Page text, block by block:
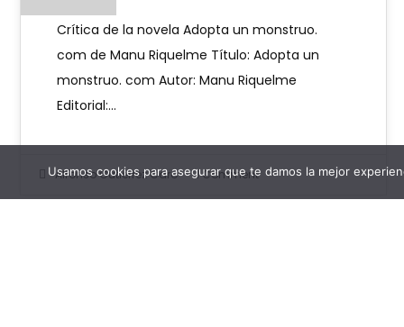
Crítica de la novela Adopta un monstruo.
com de Manu Riquelme Título: Adopta un
monstruo. com Autor: Manu Riquelme
Editorial:…
Alfonso Gutiérrez Caro 1 Comment
Usamos cookies para asegurar que te damos la mejor